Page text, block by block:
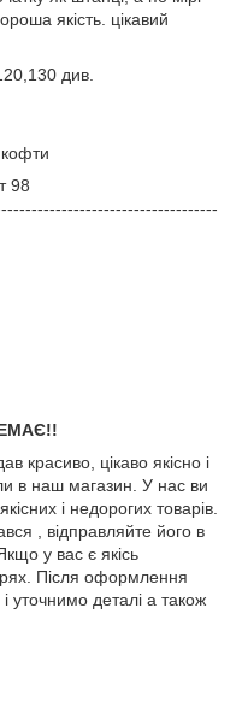
якість. цікавий
див.
98
красиво, цікаво якісно і
в наш магазин. У нас ви
і недорогих товарів.
, відправляйте його в
у вас є якісь
Після оформлення
деталі а також